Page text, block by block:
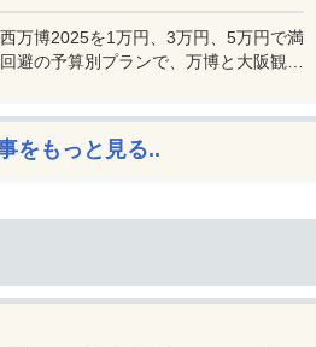
万博2025を1万円、3万円、5万円で満
避の予算別プランで、万博と大阪観光
をもっと見る..